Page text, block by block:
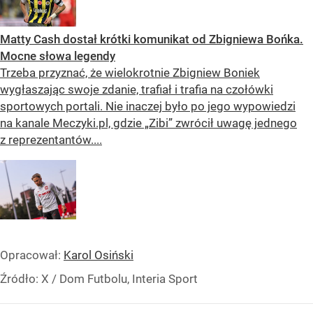
Matty Cash dostał krótki komunikat od Zbigniewa Bońka.
Mocne słowa legendy
Trzeba przyznać, że wielokrotnie Zbigniew Boniek
wygłaszając swoje zdanie, trafiał i trafia na czołówki
sportowych portali. Nie inaczej było po jego wypowiedzi
na kanale Meczyki.pl, gdzie „Zibi” zwrócił uwagę jednego
z reprezentantów....
Opracował: Karol Osiński
Źródło: X / Dom Futbolu, Interia Sport